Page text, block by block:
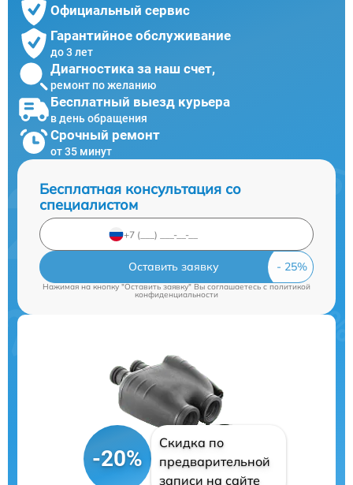
Официальный сервис
Гарантийное обслуживание
до 3 лет
Диагностика за наш счет,
ремонт по желанию
Бесплатный выезд курьера
в день обращения
Срочный ремонт
от 35 минут
Бесплатная консультация со
специалистом
Оставить заявку
Нажимая на кнопку "Оставить заявку" Вы соглашаетесь cполитикой
конфиденциальности
-20%
Скидка по
предварительной
записи на сайте